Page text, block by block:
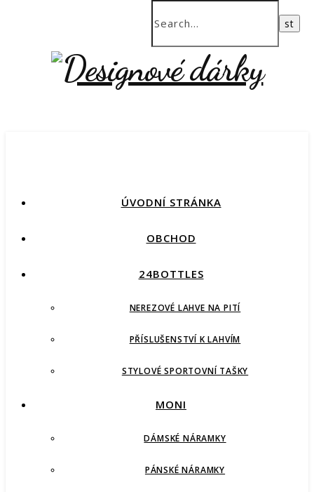
ÚVODNÍ STRÁNKA
OBCHOD
24BOTTLES
NEREZOVÉ LAHVE NA PITÍ
PŘÍSLUŠENSTVÍ K LAHVÍM
STYLOVÉ SPORTOVNÍ TAŠKY
MONI
DÁMSKÉ NÁRAMKY
PÁNSKÉ NÁRAMKY